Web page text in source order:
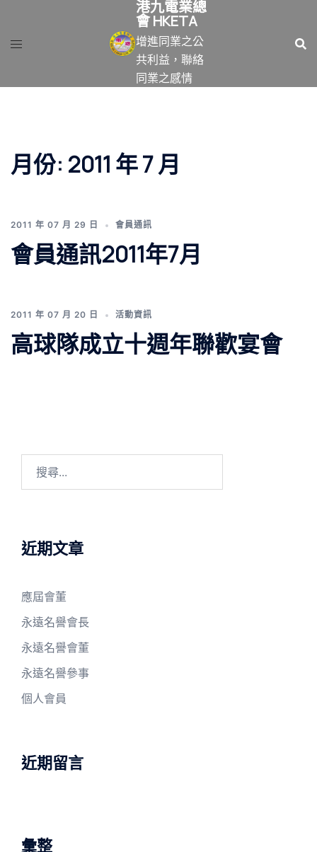
港九電業總
會 HKETA
增進同業之公
共利益，聯絡
同業之感情
月份: 2011 年 7 月
2011 年 07 月 29 日 會員通訊
會員通訊2011年7月
2011 年 07 月 20 日 活動資訊
高球隊成立十週年聯歡宴會
字:
近期文章
應屆會董
永遠名譽會長
永遠名譽會董
永遠名譽參事
個人會員
近期留言
彙整